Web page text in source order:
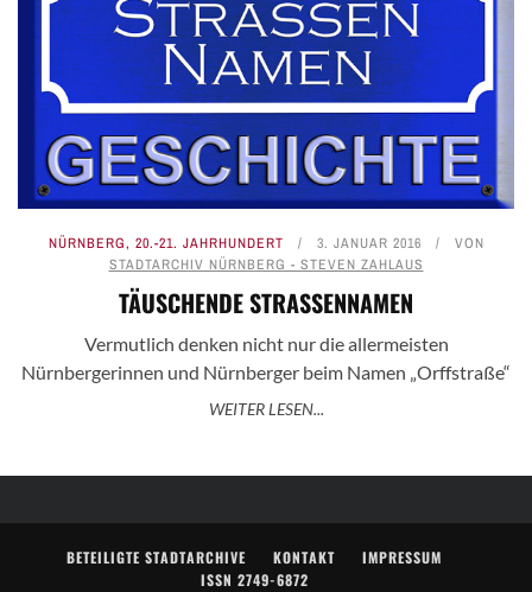
NÜRNBERG, 20.-21. JAHRHUNDERT 3. JANUAR 2016
VON
STADTARCHIV NÜRNBERG - STEVEN ZAHLAUS
TÄUSCHENDE STRASSENNAMEN
Vermutlich denken nicht nur die allermeisten
Nürnbergerinnen und Nürnberger beim Namen „Orffstraße“
WEITER LESEN...
BETEILIGTE STADTARCHIVE KONTAKT
IMPRESSUM
ISSN 2749-6872